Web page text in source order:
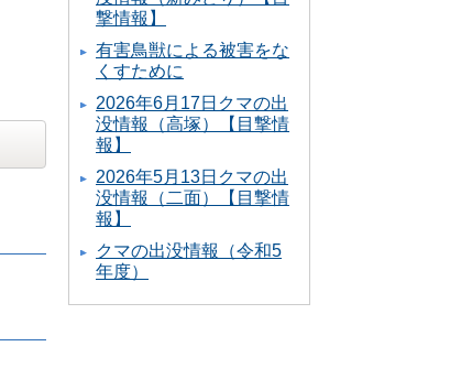
撃情報】
有害鳥獣による被害をな
くすために
2026年6月17日クマの出
没情報（高塚）【目撃情
報】
2026年5月13日クマの出
没情報（二面）【目撃情
報】
クマの出没情報（令和5
年度）